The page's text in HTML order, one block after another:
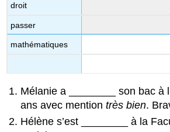
droit
passer
mathématiques
Mélanie a son bac à
ans avec mentiontrès bien.
Hélène s’est
à la